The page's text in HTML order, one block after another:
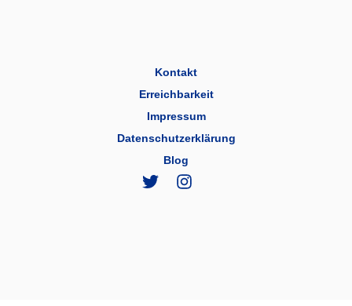
Kontakt
Erreichbarkeit
Impressum
Datenschutzerklärung
Blog